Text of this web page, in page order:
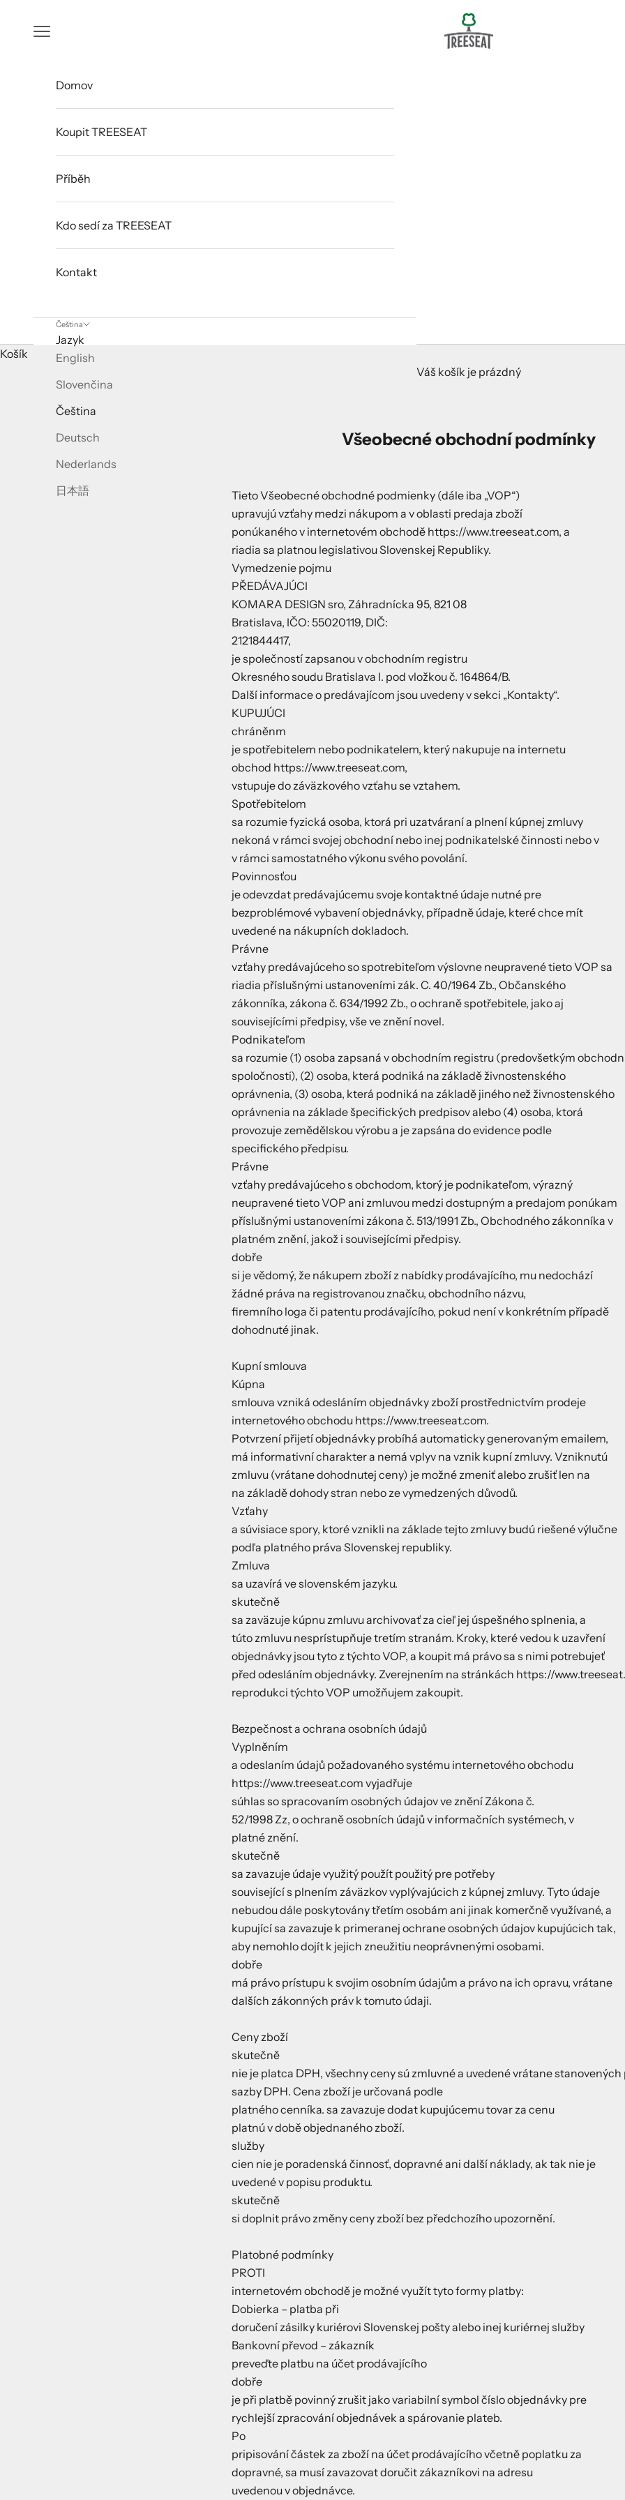
Treeseat
Otevřít navigační menu
Domov
Koupit TREESEAT
Příběh
Kdo sedí za TREESEAT
Kontakt
Čeština
Jazyk
English
Slovenčina
Čeština
Deutsch
Nederlands
日本語
Košík
Váš košík je prázdný
Všeobecné obchodní podmínky
Tieto Všeobecné obchodné podmienky (dále iba „VOP“)
upravujú vzťahy medzi nákupom a v oblasti predaja zboží
ponúkaného v internetovém obchodě https://www.treeseat.com, a
riadia sa platnou legislativou Slovenskej Republiky.
Vymedzenie pojmu
PŘEDÁVAJÚCI
KOMARA DESIGN sro, Záhradnícka 95, 821 08
Bratislava, IČO: 55020119, DIČ:
2121844417,
je společností zapsanou v obchodním registru
Okresného soudu Bratislava I. pod vložkou č. 164864/B.
Další informace o predávajícom jsou uvedeny v sekci „Kontakty“.
KUPUJÚCI
chráněnm
je spotřebitelem nebo podnikatelem, který nakupuje na internetu
obchod https://www.treeseat.com,
vstupuje do záväzkového vzťahu se vztahem.
Spotřebitelom
sa rozumie fyzická osoba, ktorá pri uzatváraní a plnení kúpnej zmluvy
nekoná v rámci svojej obchodní nebo inej podnikatelské činnosti nebo v
v rámci samostatného výkonu svého povolání.
Povinnosťou
je odevzdat predávajúcemu svoje kontaktné údaje nutné pre
bezproblémové vybavení objednávky, případně údaje, které chce mít
uvedené na nákupních dokladoch.
Právne
vzťahy predávajúceho so spotrebiteľom výslovne neupravené tieto VOP sa
riadia příslušnými ustanoveními zák. C. 40/1964 Zb., Občanského
zákonníka, zákona č. 634/1992 Zb., o ochraně spotřebitele, jako aj
souvisejícími předpisy, vše ve znění novel.
Podnikateľom
sa rozumie (1) osoba zapsaná v obchodním registru (predovšetkým
spoločnosti), (2) osoba, která podniká na základě živnostenského
oprávnenia, (3) osoba, která podniká na základě jiného než živnostenského
oprávnenia na základe špecifických predpisov alebo (4) osoba, ktorá
provozuje zemědělskou výrobu a je zapsána do evidence podle
specifického předpisu.
Právne
vzťahy predávajúceho s obchodom, ktorý je podnikateľom, výrazný
neupravené tieto VOP ani zmluvou medzi dostupným a predajom ponúkam
příslušnými ustanoveními zákona č. 513/1991 Zb., Obchodného zákonníka v
platném znění, jakož i souvisejícími předpisy.
dobře
si je vědomý, že nákupem zboží z nabídky prodávajícího, mu nedochází
žádné práva na registrovanou značku, obchodního názvu,
firemního loga či patentu prodávajícího, pokud není v konkrétním případě
dohodnuté jinak.
Kupní smlouva
Kúpna
smlouva vzniká odesláním objednávky zboží prostřednictvím prodeje
internetového obchodu https://www.treeseat.com.
Potvrzení přijetí objednávky probíhá automaticky generovaným emailem,
má informativní charakter a nemá vplyv na vznik kupní zmluvy. Vzniknutú
zmluvu (vrátane dohodnutej ceny) je možné zmeniť alebo zrušiť len na
na základě dohody stran nebo ze vymedzených důvodů.
Vzťahy
a súvisiace spory, ktoré vznikli na základe tejto zmluvy budú riešené výlučne
podľa platného práva Slovenskej republiky.
Zmluva
sa uzavírá ve slovenském jazyku.
skutečně
sa zaväzuje kúpnu zmluvu archivovať za cieľ jej úspešného splnenia, a
túto zmluvu nesprístupňuje tretím stranám. Kroky, které vedou k uzavření
objednávky jsou tyto z týchto VOP, a koupit má právo sa s nimi potrebujeť
před odesláním objednávky. Zverejnením na stránkách https://
reprodukci týchto VOP umožňujem zakoupit.
Bezpečnost a ochrana osobních údajů
Vyplněním
a odeslaním údajů požadovaného systému internetového obchodu
https://www.treeseat.com vyjadřuje
súhlas so spracovaním osobných údajov ve znění Zákona č.
52/1998 Zz, o ochraně osobních údajů v informačních systémech, v
platné znění.
skutečně
sa zavazuje údaje využitý použít použitý pre potřeby
související s plnením záväzkov vyplývajúcich z kúpnej zmluvy. Tyto údaje
nebudou dále poskytovány třetím osobám ani jinak komerčně využívané, a
kupující sa zavazuje k primeranej ochrane osobných údajov kupujúcich tak,
aby nemohlo dojít k jejich zneužitiu neoprávnenými osobami.
dobře
má právo prístupu k svojim osobním údajům a právo na ich opravu, vrátane
dalších zákonných práv k tomuto údaji.
Ceny zboží
skutečně
nie je platca DPH, všechny ceny sú zmluvné a uvedené vrátane
sazby DPH. Cena zboží je určovaná podle
platného cenníka. sa zavazuje dodat kupujúcemu tovar za cenu
platnú v době objednaného zboží.
služby
cien nie je poradenská činnosť, dopravné ani další náklady, ak tak nie je
uvedené v popisu produktu.
skutečně
si doplnit právo změny ceny zboží bez předchozího upozornění.
Platobné podmínky
PROTI
internetovém obchodě je možné využít tyto formy platby:
Dobierka – platba při
doručení zásilky kuriérovi Slovenskej pošty alebo inej kuriérnej služby
Bankovní převod – zákazník
preveďte platbu na účet prodávajícího
dobře
je při platbě povinný zrušit jako variabilní symbol číslo objednávky pre
rychlejší zpracování objednávek a spárovanie plateb.
Po
pripisování částek za zboží na účet prodávajícího včetně poplatku za
dopravné, sa musí zavazovat doručit zákazníkovi na adresu
uvedenou v objednávce.